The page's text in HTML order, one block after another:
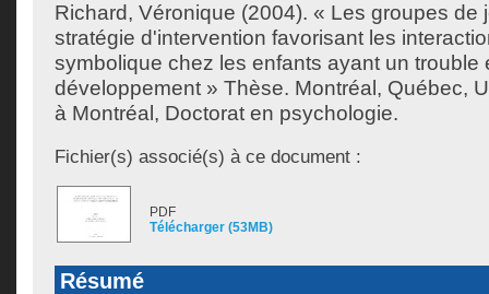
Richard, Véronique (2004). « Les groupes de
stratégie d'intervention favorisant les
symbolique chez les enfants ayant un trouble
développement » Thèse. Montréal, Québec,
à Montréal, Doctorat en psychologie.
Fichier(s) associé(s) à ce document :
PDF
Télécharger (53MB)
Résumé